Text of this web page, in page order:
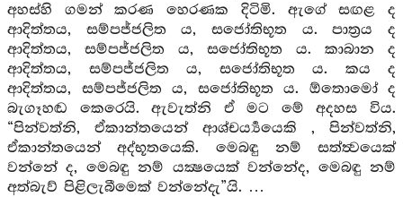
අහස්හි ගමන් කරණ හෙරණක දිටිමි. ඇගේ සඟළ ද
ආදිත්තය, සම්පජ්ජලිත ය, සජෝතිභූත ය. පාත්‍රය ද
ආදිත්තය, සම්පජ්ජලිත ය, සජෝතිභූත ය. කාබාන ද
ආදිත්තය, සම්පජ්ජලිත ය, සජෝතිභූත ය. කය ද
ආදිත්තය, සම්පජ්ජලිත ය, සජෝතිභූත ය. ඕතොමෝ ද
බැගෑහඬ කෙරෙයි. ඇවැත්නි ඒ මට මේ අදහස විය.
“පින්වත්නි, ඒකාන්තයෙන් ආශ්චර්‍ය්‍යයෙකි , පින්වත්නි,
ඒකාන්තයෙන් අද්භූතයෙකි. මෙබඳු නම් සත්ත්‍වයෙක්
වන්නේ ද, මෙබඳු නම් යක්‍ෂයෙක් වන්නේද, මෙබඳු නම්
අත්බැව් පිළිලැබීමෙක් වන්නේදැ”යි. …